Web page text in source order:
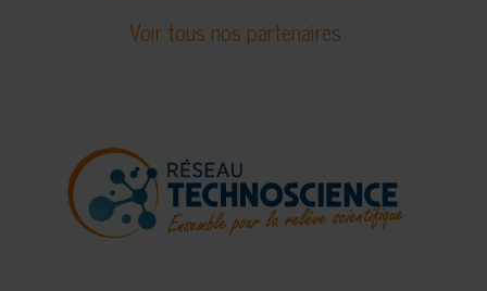
Voir tous nos partenaires